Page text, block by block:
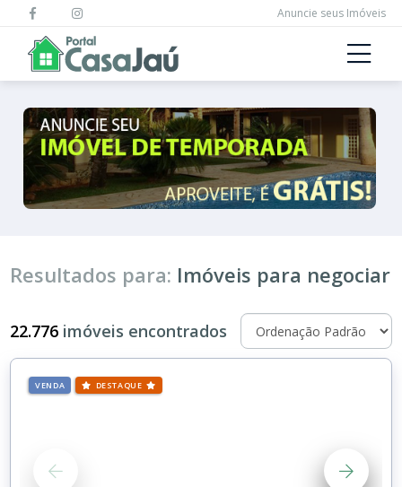
Anuncie seus Imóveis
Resultados para: Imóveis para negociar
22.776 imóveis encontrados
VENDA DESTAQUE